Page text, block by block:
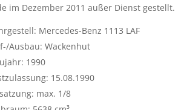
im Dezember 2011 außer Dienst gestellt.
Mercedes-Benz 1113 LAF
Ausbau: Wackenhut
1990
15.08.1990
max. 1/8